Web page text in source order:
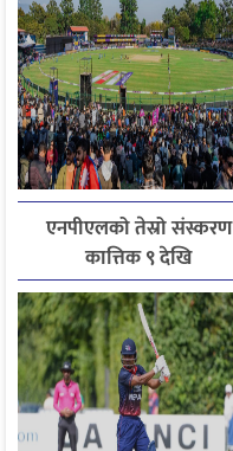
एनपीएलको तेस्रो संस्करण
कात्तिक ९ देखि